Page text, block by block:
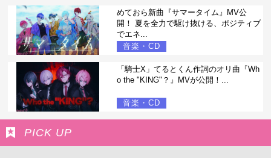
めておら新曲『サマータイム』MV公
開！ 夏を全力で駆け抜ける、ポジティブ
でエネ...
音楽・CD
「騎士X」てるとくん作詞のオリ曲『Wh
o the "KING"？』MVが公開！...
音楽・CD
PICK UP